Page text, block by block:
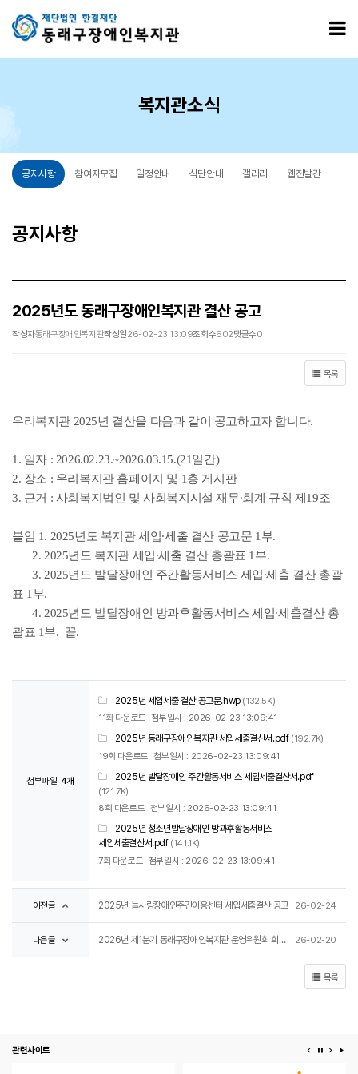
복지관소식
공지사항 참여자모집 일정안내 식단안내 갤러리 웹진발간
공지사항
2025년도 동래구장애인복지관 결산 공고
작성자동래구장애인복지관작성일26-02-23 13:09조회수602댓글수0
목록
우리복지관 2025년 결산을 다음과 같이 공고하고자 합니다.
1. 일자 : 2026.02.23.~2026.03.15.(21일간)
2. 장소 : 우리복지관 홈페이지 및 1층 게시판
3. 근거 : 사회복지법인 및 사회복지시설 재무∙︎회계 규칙 제19조
붙임 1. 2025년도 복지관 세입∙︎세출 결산 공고문 1부.
2. 2025년도 복지관 세입∙︎세출 결산 총괄표 1부.
3. 2025년도 발달장애인 주간활동서비스 세입∙︎세출 결산 총괄
표 1부.
4. 2025년도 발달장애인 방과후활동서비스 세입∙︎세출결산 총
괄표 1부. 끝.
첨부파일 4개
2025년 세입세출 결산 공고문.hwp (132.5K)
11회 다운로드 첨부일시 : 2026-02-23 13:09:41
2025년 동래구장애인복지관 세입세출결산서.pdf (192.7K)
19회 다운로드 첨부일시 : 2026-02-23 13:09:41
2025년 발달장애인 주간활동서비스 세입세출결산서.pdf
(121.7K)
8회 다운로드 첨부일시 : 2026-02-23 13:09:41
2025년 청소년발달장애인 방과후활동서비스
세입세출결산서.pdf (141.1K)
7회 다운로드 첨부일시 : 2026-02-23 13:09:41
이전글 2025년 늘사랑장애인주간이용센터 세입세출결산 공고 26-02-24
다음글 2026년 제1분기 동래구장애인복지관 운영위원회 회의록 공개 26-02-20
목록
관련사이트 이전 배너
배너 정지
다음